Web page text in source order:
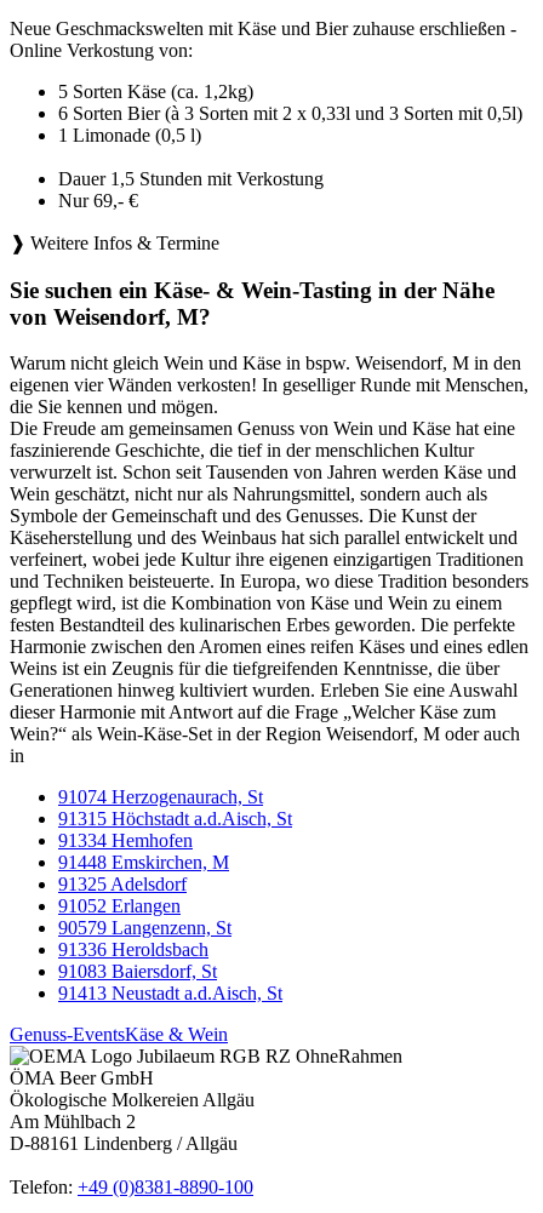
Neue Geschmackswelten mit Käse und Bier zuhause erschließen -
Online Verkostung von:
5 Sorten Käse (ca. 1,2kg)
6 Sorten Bier (à 3 Sorten mit 2 x 0,33l und 3 Sorten mit 0,5l)
1 Limonade (0,5 l)
Dauer 1,5 Stunden mit Verkostung
Nur 69,- €
❱ Weitere Infos & Termine
Sie suchen ein Käse- & Wein-Tasting in der Nähe
von Weisendorf, M?
Warum nicht gleich Wein und Käse in bspw. Weisendorf, M in den
eigenen vier Wänden verkosten! In geselliger Runde mit Menschen,
die Sie kennen und mögen.
Die Freude am gemeinsamen Genuss von Wein und Käse hat eine
faszinierende Geschichte, die tief in der menschlichen Kultur
verwurzelt ist. Schon seit Tausenden von Jahren werden Käse und
Wein geschätzt, nicht nur als Nahrungsmittel, sondern auch als
Symbole der Gemeinschaft und des Genusses. Die Kunst der
Käseherstellung und des Weinbaus hat sich parallel entwickelt und
verfeinert, wobei jede Kultur ihre eigenen einzigartigen Traditionen
und Techniken beisteuerte. In Europa, wo diese Tradition besonders
gepflegt wird, ist die Kombination von Käse und Wein zu einem
festen Bestandteil des kulinarischen Erbes geworden. Die perfekte
Harmonie zwischen den Aromen eines reifen Käses und eines edlen
Weins ist ein Zeugnis für die tiefgreifenden Kenntnisse, die über
Generationen hinweg kultiviert wurden. Erleben Sie eine Auswahl
dieser Harmonie mit Antwort auf die Frage „Welcher Käse zum
Wein?“ als Wein-Käse-Set in der Region Weisendorf, M oder auch
in
91074 Herzogenaurach, St
91315 Höchstadt a.d.Aisch, St
91334 Hemhofen
91448 Emskirchen, M
91325 Adelsdorf
91052 Erlangen
90579 Langenzenn, St
91336 Heroldsbach
91083 Baiersdorf, St
91413 Neustadt a.d.Aisch, St
Genuss-EventsKäse & Wein
ÖMA Beer GmbH
Ökologische Molkereien Allgäu
Am Mühlbach 2
D-88161 Lindenberg / Allgäu
Telefon: +49 (0)8381-8890-100